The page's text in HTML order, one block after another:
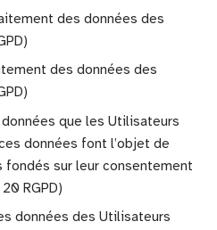
des données des
des données des
que les Utilisateurs
données font l’objet de
sur leur consentement
RGPD)
données des Utilisateurs